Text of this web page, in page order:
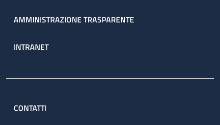
AMMINISTRAZIONE TRASPARENTE
INTRANET
CONTATTI